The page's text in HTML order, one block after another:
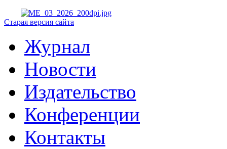
Старая версия сайта
Журнал
Новости
Издательство
Конференции
Контакты